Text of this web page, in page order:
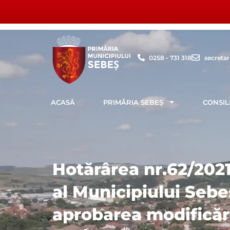
content
0258 - 731 318
ACASĂ PRIMĂRIA SEBEȘ
Hotărârea nr.62/
al Municipiului
aprobarea